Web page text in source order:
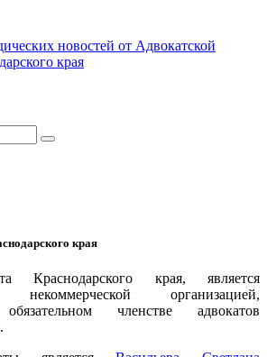
новостей от Адвокатской
края
края
Краснодарского края, является
некоммерческой организацией,
членстве адвокатов